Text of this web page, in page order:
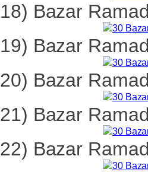
18) Bazar
19) Bazar
20) Bazar
21) Bazar
22) Bazar